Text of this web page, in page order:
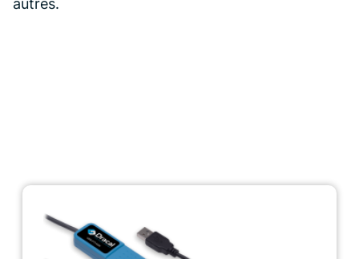
autres.